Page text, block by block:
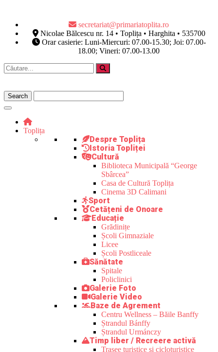
secretariat@primariatoplita.ro
Nicolae Bălcescu nr. 14 • Toplița • Harghita • 535700
Orar casierie: Luni-Miercuri: 07.00-15.30; Joi: 07.00-
18.00; Vineri: 07.00-13.00
Toplița
Despre Toplița
Istoria Topliței
Cultură
Biblioteca Municipală “George
Sbârcea”
Casa de Cultură Toplița
Cinema 3D Calimani
Sport
Cetățeni de Onoare
Educație
Grădinițe
Școli Gimnaziale
Licee
Școli Postliceale
Sănătate
Spitale
Policlinici
Galerie Foto
Galerie Video
Baze de Agrement
Centru Wellness – Băile Banffy
Ștrandul Bánffy
Ștrandul Urmánczy
Timp liber / Recreere activă
Trasee turistice şi cicloturistice